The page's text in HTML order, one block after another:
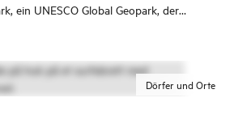
ein UNESCO Global Geopark, der
westlichsten Punkt Norwegens.
Dörfer und Orte